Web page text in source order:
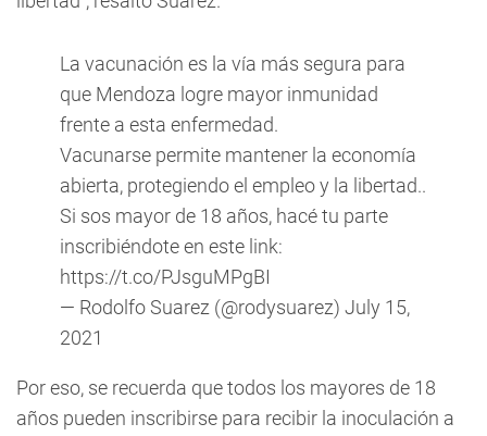
La vacunación es la vía más segura para
que Mendoza logre mayor inmunidad
frente a esta enfermedad.
Vacunarse permite mantener la economía
abierta, protegiendo el empleo y la libertad..
Si sos mayor de 18 años, hacé tu parte
inscribiéndote en este link:
https://t.co/PJsguMPgBI
— Rodolfo Suarez (@rodysuarez) July 15,
2021
Por eso, se recuerda que todos los mayores de 18
años pueden inscribirse para recibir la inoculación a